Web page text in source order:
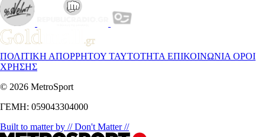
ΠΟΛΙΤΙΚΗ ΑΠΟΡΡΗΤΟΥ ΤΑΥΤΟΤΗΤΑ ΕΠΙΚΟΙΝΩΝΙΑ ΟΡΟΙ
ΧΡΗΣΗΣ
© 2026 MetroSport
ΓΕΜΗ: 059043304000
Built to matter by // Don't Matter //